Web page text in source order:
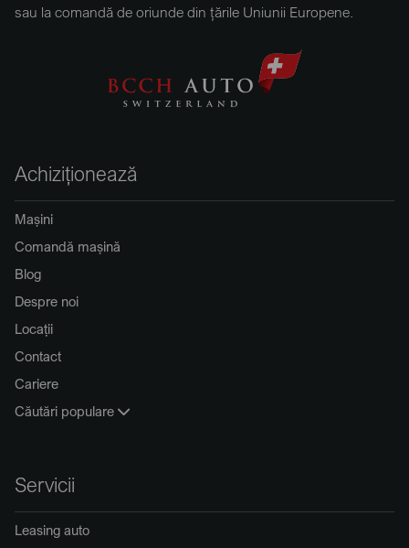
sau la comandă de oriunde din țările Uniunii Europene.
Achiziționează
Mașini
Comandă mașină
Blog
Despre noi
Locații
Contact
Cariere
Căutări populare
Servicii
Leasing auto